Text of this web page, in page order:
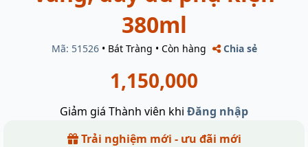
380ml
Mã: 51526 • Bát Tràng • Còn hàng Chia sẻ
1,150,000
Giảm giá Thành viên khi Đăng nhập
Trải nghiệm mới - ưu đãi mới